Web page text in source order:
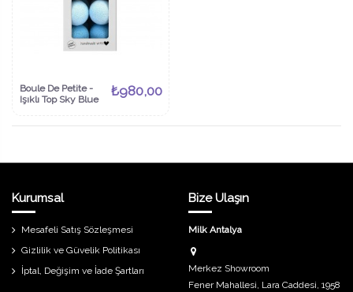
Boule De Petite -
Işıklı Top Sky Blue
₺980,00
Kurumsal
Mesafeli Satış Sözleşmesi
Gizlilik ve Güvelik Politikası
İptal, Değişim ve İade Şartları
Bize Ulaşın
Milk Antalya
Merkez Showroom
Fener Mahallesi, Lara Caddesi, 1958